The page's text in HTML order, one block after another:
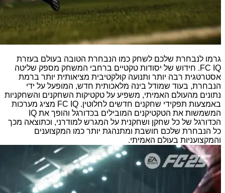
גרמו לנבחרת שלכם לשחק כמו הנבחרת הטובה בעולם בעזרת
FC IQ. חידוש של יסודות טקטיים ברחבי המשחק מספק שליטה
אסטרטגית רבה יותר ותנועה קולקטיבית מציאותית יותר ברמת
הנבחרת, בעוד שמודל בינה מלאכותית חדש, המופעל על ידי
נתונים מהעולם האמיתי, משפיע על טקטיקות השחקנים והשחקניות
באמצעות תפקידי שחקנים חדשים לחלוטין. FC IQ מציג מערכות
המשמשות את הטקטיקנים המובילים בכדורגל והופך את IQ
הכדורגל של כל שחקן ושחקנית על המגרש למודרני, וכתוצאה מכך
כל הנבחרת שלכם חושבת ומתנהגת יותר כמו המקצוענים
והמקצועניות בעולם האמיתי.